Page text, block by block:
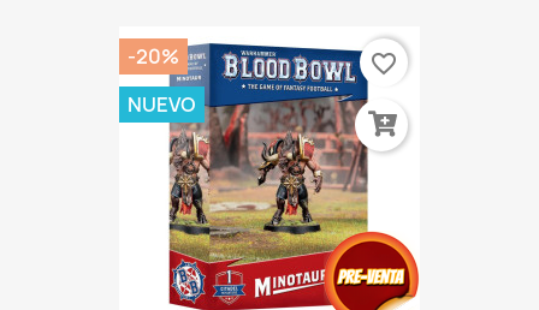
-20%
NUEVO
favorite_border